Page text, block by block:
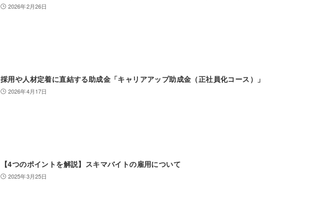
2026年2月26日
採用や人材定着に直結する助成金「キャリアアップ助成金（正社員化コース）」
2026年4月17日
【4つのポイントを解説】スキマバイトの雇用について
2025年3月25日